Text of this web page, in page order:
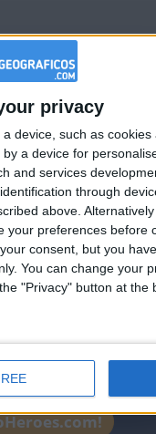
privacy
device, such as cookies
a device for
and services
through
above.
preferences before
consent, but you
You can change your
"Privacy" button at the
No está entre los
visiting
country
now and be
score on our